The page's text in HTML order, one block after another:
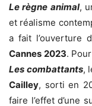
Le règne animal,
et réalisme
a fait l’ouverture
Cannes 2023.
Les combattants,
Cailley, sorti en
faire l’effet d’une